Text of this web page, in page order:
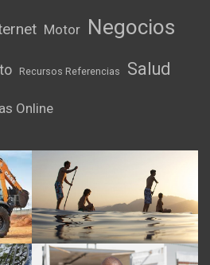
Motor Negocios
Recursos Referencias Salud
Online